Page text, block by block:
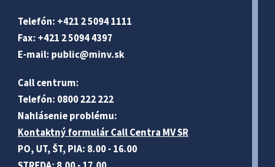
Telefón: +421 2 5094 1111
Fax: +421 2 5094 4397
E-mail: public@minv.sk
Call centrum:
Telefón: 0800 222 222
Nahlásenie problému:
Kontaktný formulár Call Centra MV SR
PO, UT, ŠT, PIA: 8.00 - 16.00